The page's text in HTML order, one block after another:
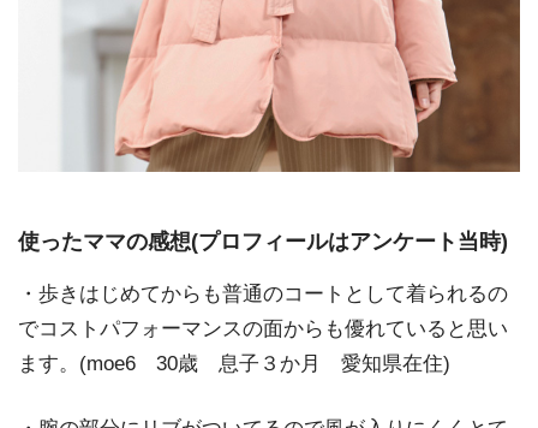
使ったママの感想(プロフィールはアンケート当時)
・歩きはじめてからも普通のコートとして着られるの
でコストパフォーマンスの面からも優れていると思い
ます。(moe6 30歳 息子３か月 愛知県在住)